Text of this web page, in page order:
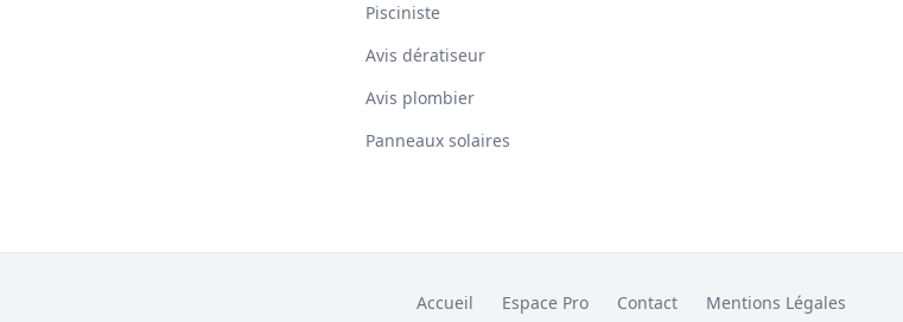
Pisciniste
Avis dératiseur
Avis plombier
Panneaux solaires
Accueil Espace Pro Contact Mentions Légales